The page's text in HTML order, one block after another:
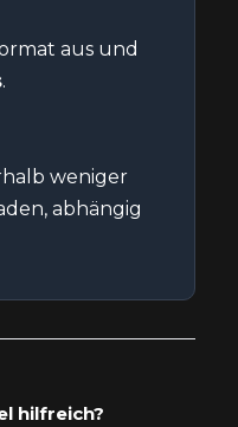
aus und
.
weniger
abhängig
hilfreich?